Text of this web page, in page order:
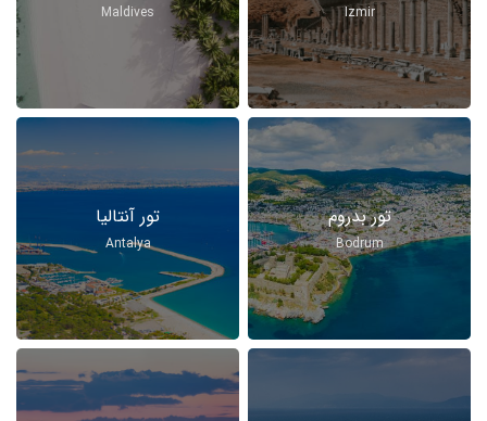
Izmir
Maldives
تور بدروم
Bodrum
تور آنتالیا
Antalya